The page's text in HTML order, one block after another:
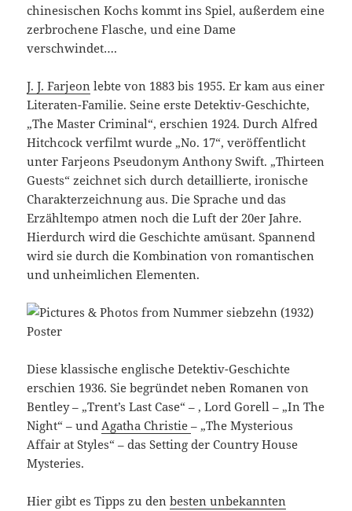
chinesischen Kochs kommt ins Spiel, außerdem eine
zerbrochene Flasche, und eine Dame
verschwindet….
J. J. Farjeon lebte von 1883 bis 1955. Er kam aus einer
Literaten-Familie. Seine erste Detektiv-Geschichte,
„The Master Criminal“, erschien 1924. Durch Alfred
Hitchcock verfilmt wurde „No. 17“, veröffentlicht
unter Farjeons Pseudonym Anthony Swift. „Thirteen
Guests“ zeichnet sich durch detaillierte, ironische
Charakterzeichnung aus. Die Sprache und das
Erzähltempo atmen noch die Luft der 20er Jahre.
Hierdurch wird die Geschichte amüsant. Spannend
wird sie durch die Kombination von romantischen
und unheimlichen Elementen.
Diese klassische englische Detektiv-Geschichte
erschien 1936. Sie begründet neben Romanen von
Bentley – „Trent’s Last Case“ – , Lord Gorell – „In The
Night“ – und Agatha Christie– „The Mysterious
Affair at Styles“ – das Setting der Country House
Mysteries.
Hier gibt es Tipps zu denbesten unbekannten